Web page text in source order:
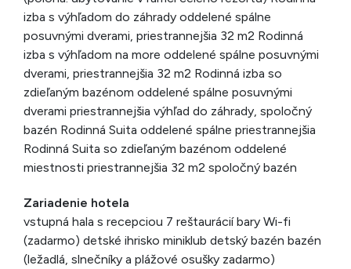
izba s výhľadom do záhrady oddelené spálne
posuvnými dverami, priestrannejšia 32 m2 Rodinná
izba s výhľadom na more oddelené spálne posuvnými
dverami, priestrannejšia 32 m2 Rodinná izba so
zdieľaným bazénom oddelené spálne posuvnými
dverami priestrannejšia výhľad do záhrady, spoločný
bazén Rodinná Suita oddelené spálne priestrannejšia
Rodinná Suita so zdieľaným bazénom oddelené
miestnosti priestrannejšia 32 m2 spoločný bazén
Zariadenie hotela
vstupná hala s recepciou 7 reštaurácií bary Wi-fi
(zadarmo) detské ihrisko miniklub detský bazén bazén
(ležadlá, slnečníky a plážové osušky zadarmo)